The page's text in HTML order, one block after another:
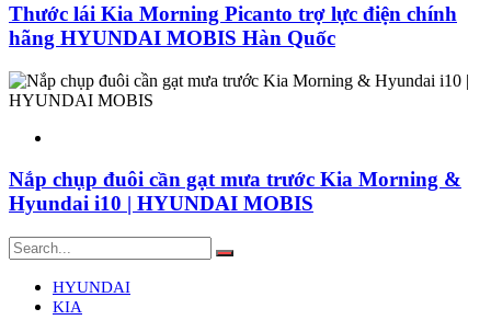
Thước lái Kia Morning Picanto trợ lực điện chính
hãng HYUNDAI MOBIS Hàn Quốc
Nắp chụp đuôi cần gạt mưa trước Kia Morning &
Hyundai i10 | HYUNDAI MOBIS
HYUNDAI
KIA